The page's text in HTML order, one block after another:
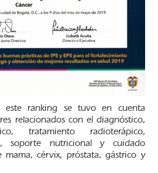
este ranking se tuvo en cuenta
relacionados con el diagnóstico,
tratamiento radioterápico,
soporte nutricional y cuidado
cérvix, próstata, gástrico y